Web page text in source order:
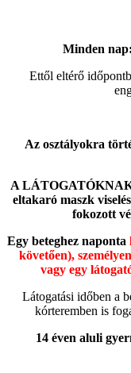
Minden
Ettől eltérő
Az osztályokra
A LÁTOGATÓKNAK
eltakaró maszk
fokozott
Egy beteghez naponta
követően),
vagy egy
Látogatási időben a
kórteremben is
14 éven aluli